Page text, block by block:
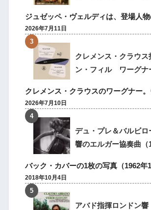
ジュゼッペ・ヴェルディは、登場人
2026年7月11日
クレメンス・クラウス
ン・フィル ワーグ
クレメンス・クラウスのワーグナー
2026年7月10日
デュ・プレ＆バルビ
響のエルガー協奏曲（
バック・カバーの1枚の写真（1962年
2018年10月4日
アバド指揮ロンドン